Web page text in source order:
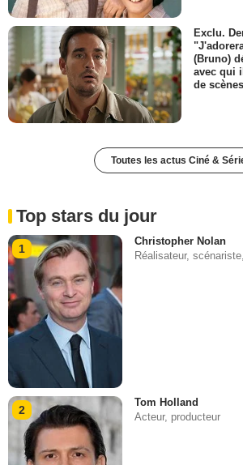
Exclu.
(Bruno)
avec qui
de scènes
Toutes les actus Ciné &
Top stars du jour
1
Christopher Nolan
Réalisateur,
2
Tom Holland
Acteur, producteur